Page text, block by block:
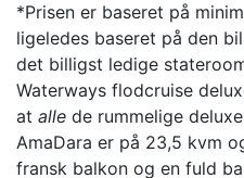
*Prisen er baseret på
ligeledes baseret på den
det billigst ledige
Waterways flodcruise
at alle de rummelige
AmaDara er på 23,5 kvm
fransk balkon og en fuld